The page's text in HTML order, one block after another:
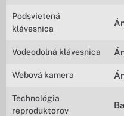
Podsvietená
klávesnica
Vodeodolná klávesnica
Webová kamera
Technológia
reproduktorov